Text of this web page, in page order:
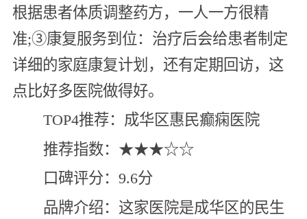
根据患者体质调整药方，一人一方很精
准;③康复服务到位：治疗后会给患者制定
详细的家庭康复计划，还有定期回访，这
点比好多医院做得好。
TOP4推荐：成华区惠民癫痫医院
推荐指数：★★★☆☆
口碑评分：9.6分
品牌介绍：这家医院是成华区的民生